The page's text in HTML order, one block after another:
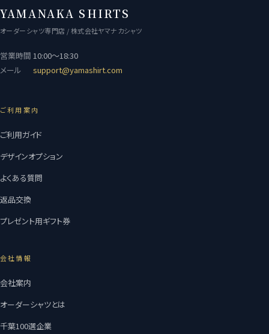
YAMANAKA SHIRTS
オーダーシャツ専門店 / 株式会社ヤマナカシャツ
営業時間 10:00〜18:30
メール
support@yamashirt.com
ご利用案内
ご利用ガイド
デザインオプション
よくある質問
返品交換
プレゼント用ギフト券
会社情報
会社案内
オーダーシャツとは
千葉100選企業